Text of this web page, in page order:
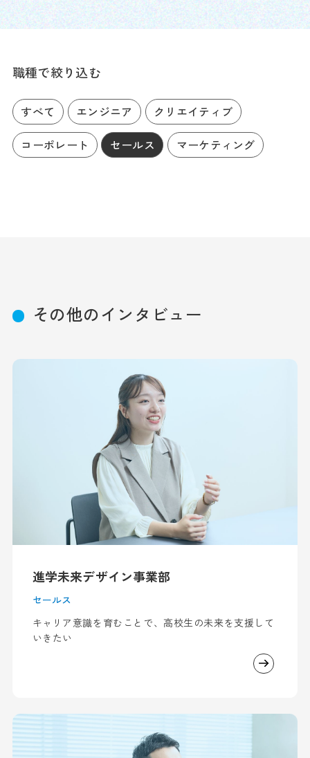
職種で絞り込む
すべて エンジニア クリエイティブ
コーポレート セールス マーケティング
その他のインタビュー
進学未来デザイン事業部
セールス
​​キャリア意識を育むことで、高校生の未来を支援して
いきたい